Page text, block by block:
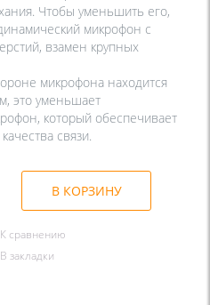
Чтобы уменьшить его,
микрофон с
взамен крупных
микрофона находится
это уменьшает
который обеспечивает
связи.
В КОРЗИНУ
К сравнению
В закладки